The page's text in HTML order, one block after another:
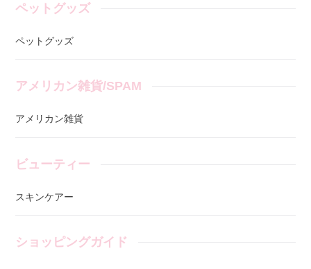
ペットグッズ
ペットグッズ
アメリカン雑貨/SPAM
アメリカン雑貨
ビューティー
スキンケアー
ショッピングガイド